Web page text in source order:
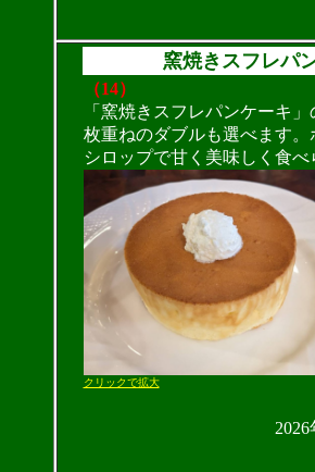
窯焼きスフレパ
（14）
「窯焼きスフレパンケーキ
枚重ねのダブルも選べます。
シロップで甘く美味しく食べ
クリックで拡大